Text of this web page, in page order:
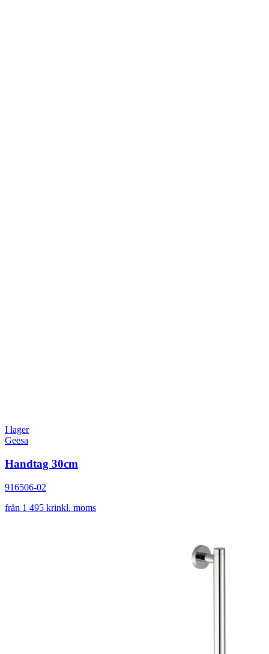
I lager
Geesa
Handtag 30cm
916506-02
från 1 495 krinkl. moms